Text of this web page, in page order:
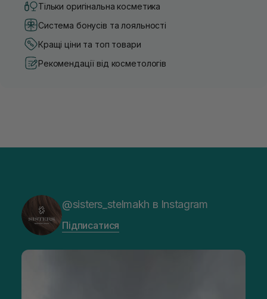
Тільки оригінальна косметика
Система бонусів та лояльності
Кращі ціни та топ товари
Рекомендації від косметологів
@sisters_stelmakh в Instagram
Підписатися